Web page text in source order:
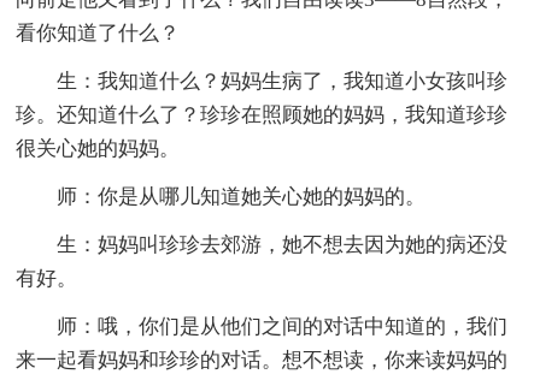
看你知道了什么？
生：我知道什么？妈妈生病了，我知道小女孩叫珍
珍。还知道什么了？珍珍在照顾她的妈妈，我知道珍珍
很关心她的妈妈。
师：你是从哪儿知道她关心她的妈妈的。
生：妈妈叫珍珍去郊游，她不想去因为她的病还没
有好。
师：哦，你们是从他们之间的对话中知道的，我们
来一起看妈妈和珍珍的对话。想不想读，你来读妈妈的